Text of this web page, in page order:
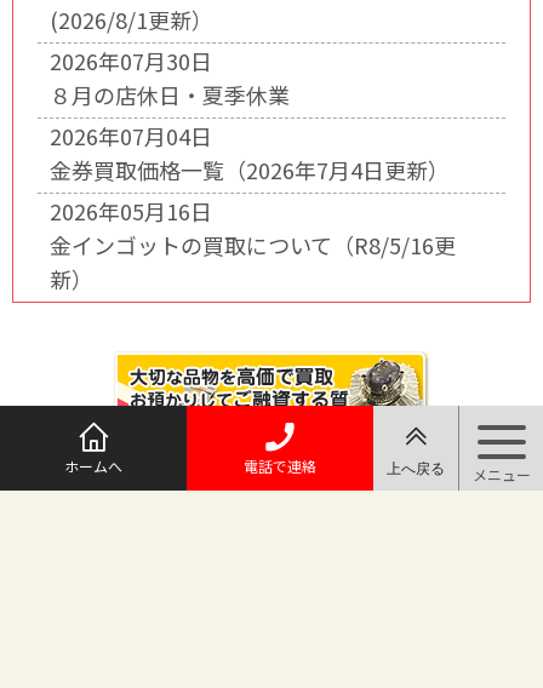
(2026/8/1更新）
2026年07月30日
８月の店休日・夏季休業
2026年07月04日
金券買取価格一覧（2026年7月4日更新）
2026年05月16日
金インゴットの買取について（R8/5/16更
新）
ホームへ 電話で連絡